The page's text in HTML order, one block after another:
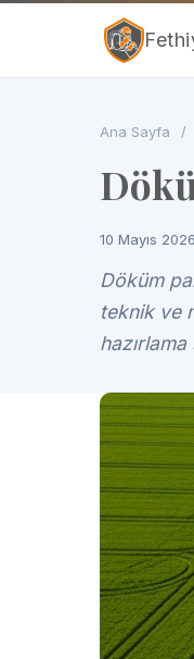
Ana Sayfa /
10 Mayıs 2026
Döküm
teknik ve